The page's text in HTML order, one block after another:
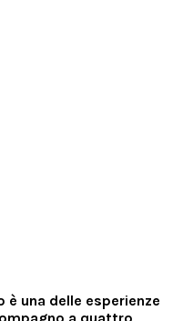
è una delle esperienze